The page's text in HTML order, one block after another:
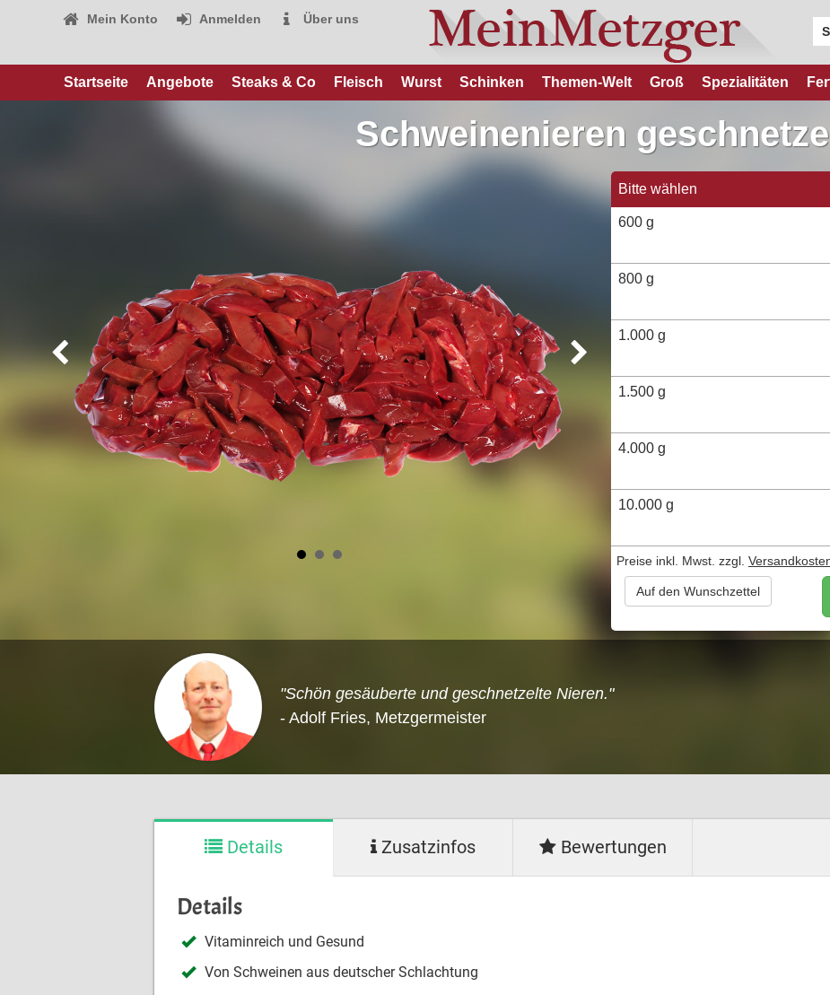
Mein Konto Anmelden Über uns
Startseite Angebote Steaks & Co Fleisch Wurst Schinken Themen-Welt Groß Spezialitäten
Schweinenieren
Bitte wählen
600 g
800 g
1.000 g
1.500 g
4.000 g
10.000 g
Preise inkl. Mwst. zzgl.
Auf den Wunschzettel
"Schön gesäuberte und geschnetzelte Nieren."
- Adolf Fries, Metzgermeister
Details Zusatzinfos Bewertungen
Details
Vitaminreich und Gesund
Von Schweinen aus deutscher Schlachtung